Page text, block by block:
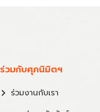
ร่วมกับศุภนิมิตฯ
ร่วมงานกับเรา